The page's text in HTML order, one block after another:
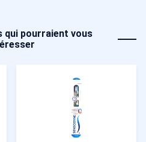
qui pourraient vous